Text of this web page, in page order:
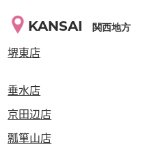
KANSAI 関西地方
堺東店
垂水店
京田辺店
瓢箪山店